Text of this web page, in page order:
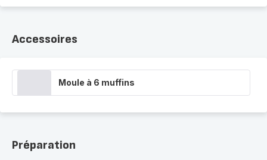
Accessoires
Moule à 6 muffins
Préparation